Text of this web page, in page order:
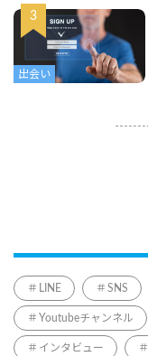
出会い
LINE SNS
Youtubeチャンネル
インタビュー